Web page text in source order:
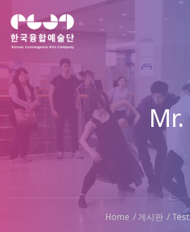
Mr.
Home 게시판 Test